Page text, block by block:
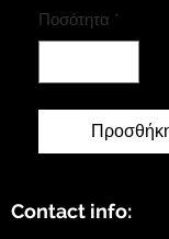
Ποσότητα *
Contact info: